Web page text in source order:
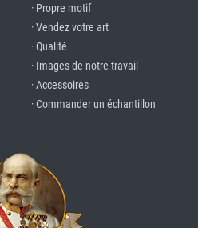
· Propre motif
· Vendez votre art
· Qualité
· Images de notre travail
· Accessoires
· Commander un échantillon